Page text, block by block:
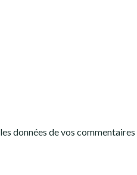
données de vos